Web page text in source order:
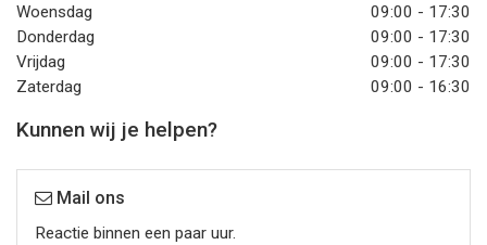
Woensdag
09:00 - 17:30
Donderdag
09:00 - 17:30
Vrijdag
09:00 - 17:30
Zaterdag
09:00 - 16:30
Kunnen wij je helpen?
Mail ons
Reactie binnen een paar uur.